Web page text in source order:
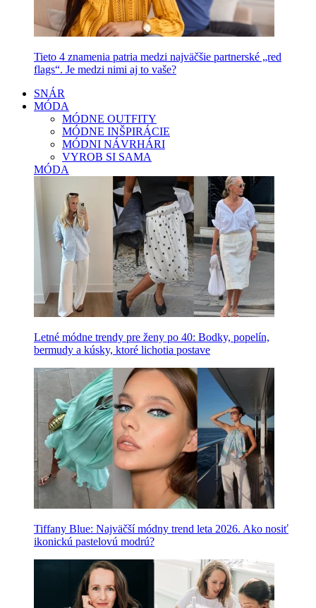
Tieto 4 znamenia patria medzi najväčšie partnerské „red
flags“. Je medzi nimi aj to vaše?
SNÁR
MÓDA
MÓDNE OUTFITY
MÓDNE INŠPIRÁCIE
MÓDNI NÁVRHÁRI
VYROB SI SAMA
MÓDA
Letné módne trendy pre ženy po 40: Bodky, popelín,
bermudy a kúsky, ktoré lichotia postave
Tiffany Blue: Najväčší módny trend leta 2026. Ako nosiť
ikonickú pastelovú modrú?